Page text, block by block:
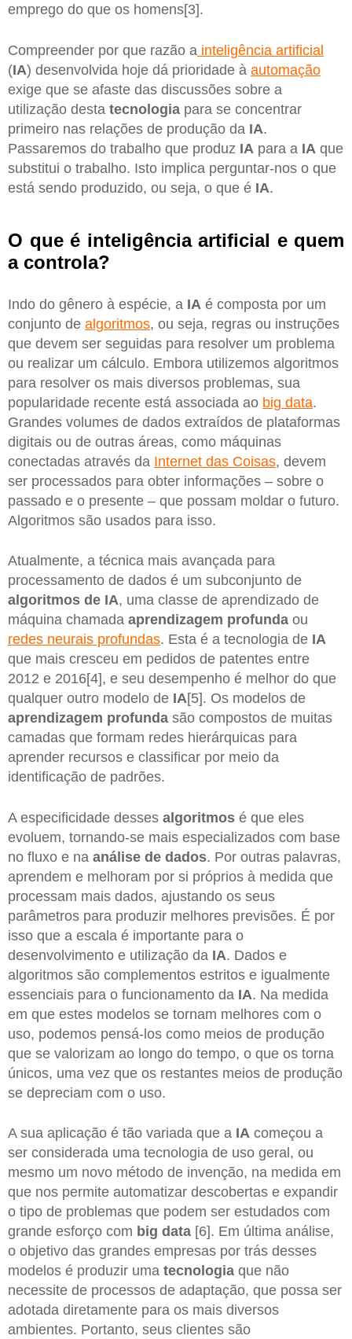
emprego do que os homens[3].
Compreender por que razão a inteligência artificial
(IA) desenvolvida hoje dá prioridade à automação
exige que se afaste das discussões sobre a
utilização desta tecnologia para se concentrar
primeiro nas relações de produção da IA.
Passaremos do trabalho que produz IA para a IA que
substitui o trabalho. Isto implica perguntar-nos o que
está sendo produzido, ou seja, o que é IA.
O que é inteligência artificial e quem
a controla?
Indo do gênero à espécie, a IA é composta por um
conjunto de algoritmos, ou seja, regras ou instruções
que devem ser seguidas para resolver um problema
ou realizar um cálculo. Embora utilizemos algoritmos
para resolver os mais diversos problemas, sua
popularidade recente está associada ao big data.
Grandes volumes de dados extraídos de plataformas
digitais ou de outras áreas, como máquinas
conectadas através da Internet das Coisas, devem
ser processados ​​para obter informações – sobre o
passado e o presente – que possam moldar o futuro.
Algoritmos são usados ​​para isso.
Atualmente, a técnica mais avançada para
processamento de dados é um subconjunto de
algoritmos de IA, uma classe de aprendizado de
máquina chamada aprendizagem profunda ou
redes neurais profundas. Esta é a tecnologia de IA
que mais cresceu em pedidos de patentes entre
2012 e 2016[4], e seu desempenho é melhor do que
qualquer outro modelo de IA[5]. Os modelos de
aprendizagem profunda são compostos de muitas
camadas que formam redes hierárquicas para
aprender recursos e classificar por meio da
identificação de padrões.
A especificidade desses algoritmos é que eles
evoluem, tornando-se mais especializados com base
no fluxo e na análise de dados. Por outras palavras,
aprendem e melhoram por si próprios à medida que
processam mais dados, ajustando os seus
parâmetros para produzir melhores previsões. É por
isso que a escala é importante para o
desenvolvimento e utilização da IA. Dados e
algoritmos são complementos estritos e igualmente
essenciais para o funcionamento da IA. Na medida
em que estes modelos se tornam melhores com o
uso, podemos pensá-los como meios de produção
que se valorizam ao longo do tempo, o que os torna
únicos, uma vez que os restantes meios de produção
se depreciam com o uso.
A sua aplicação é tão variada que a IA começou a
ser considerada uma tecnologia de uso geral, ou
mesmo um novo método de invenção, na medida em
que nos permite automatizar descobertas e expandir
o tipo de problemas que podem ser estudados com
grande esforço com big data [6]. Em última análise,
o objetivo das grandes empresas por trás desses
modelos é produzir uma tecnologia que não
necessite de processos de adaptação, que possa ser
adotada diretamente para os mais diversos
ambientes. Portanto, seus clientes são